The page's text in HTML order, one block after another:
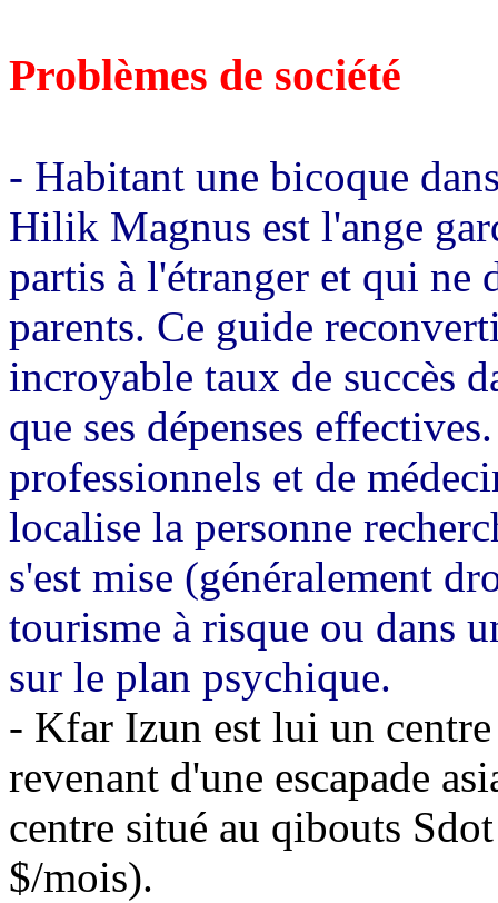
Problèmes de société
- Habitant une bicoque
Hilik Magnus est l'ange
partis à l'étranger et qui ne
parents. Ce guide
incroyable taux de succès
que ses dépenses
professionnels et de
localise la personne
s'est mise (généralement
tourisme à risque ou dans
sur le plan psychique.
- Kfar Izun est lui un
revenant d'une escapade
centre situé au qibouts
$/mois).